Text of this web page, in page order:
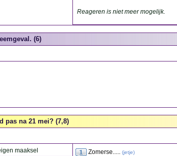
Reageren is niet meer mogelijk.
(6)
pas na 21 mei? (7,8)
maaksel
Zomerse..... (jetje)